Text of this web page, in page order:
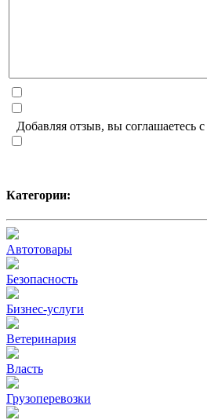
Добавляя отзыв, вы соглашаетесь с
Категории:
Автотовары
Безопасность
Бизнес-услуги
Ветеринария
Власть
Грузоперевозки